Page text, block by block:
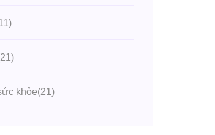
khỏe(21)